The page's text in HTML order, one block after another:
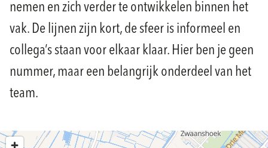
nemen en zich verder te ontwikkelen binnen het
vak. De lijnen zijn kort, de sfeer is informeel en
collega’s staan voor elkaar klaar. Hier ben je geen
nummer, maar een belangrijk onderdeel van het
team.